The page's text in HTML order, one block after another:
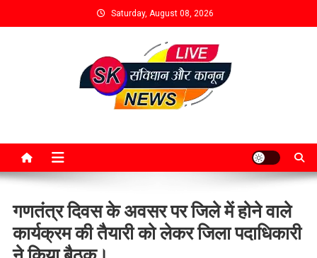
Saturday, August 08, 2026
गणतंत्र दिवस के अवसर पर जिले में होने वाले
कार्यक्रम की तैयारी को लेकर जिला पदाधिकारी